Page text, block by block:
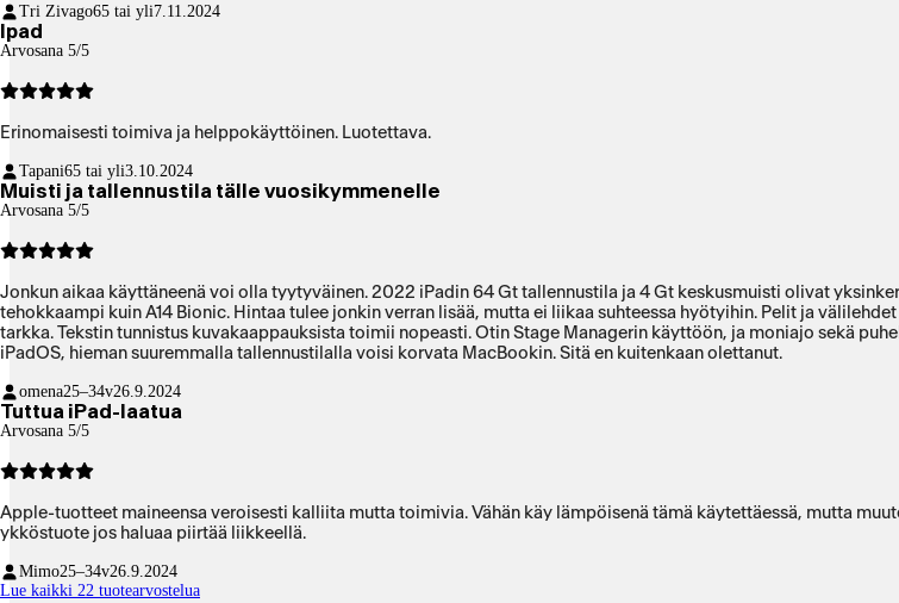
Tri Zivago65 tai yli7.11.2024
Ipad
Arvosana 5/5
Erinomaisesti toimiva ja helppokäyttöinen. Luotettava.
Tapani65 tai yli3.10.2024
Muisti ja tallennustila tälle vuosikymmenelle
Arvosana 5/5
Jonkun aikaa käyttäneenä voi olla tyytyväinen. 2022 iPadin 64 Gt tallennustila ja 4 Gt keskusmuisti olivat
tehokkaampi kuin A14 Bionic. Hintaa tulee jonkin verran lisää, mutta ei liikaa suhteessa hyötyihin. Pelit ja
tarkka. Tekstin tunnistus kuvakaappauksista toimii nopeasti. Otin Stage Managerin käyttöön, ja moniajo sekä
iPadOS, hieman suuremmalla tallennustilalla voisi korvata MacBookin. Sitä en kuitenkaan olettanut.
omena25–34v26.9.2024
Tuttua iPad-laatua
Arvosana 5/5
Apple-tuotteet maineensa veroisesti kalliita mutta toimivia. Vähän käy lämpöisenä tämä käytettäessä, mutta
ykköstuote jos haluaa piirtää liikkeellä.
Mimo25–34v26.9.2024
Lue kaikki 22 tuotearvostelua